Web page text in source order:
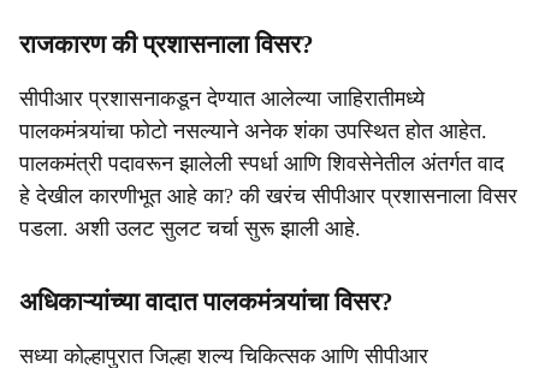
राजकारण की प्रशासनाला विसर?
सीपीआर प्रशासनाकडून देण्यात आलेल्या जाहिरातीमध्ये
पालकमंत्र्यांचा फोटो नसल्याने अनेक शंका उपस्थित होत आहेत.
पालकमंत्री पदावरून झालेली स्पर्धा आणि शिवसेनेतील अंतर्गत वाद
हे देखील कारणीभूत आहे का? की खरंच सीपीआर प्रशासनाला विसर
पडला. अशी उलट सुलट चर्चा सुरू झाली आहे.
अधिकाऱ्यांच्या वादात पालकमंत्र्यांचा विसर?
सध्या कोल्हापुरात जिल्हा शल्य चिकित्सक आणि सीपीआर